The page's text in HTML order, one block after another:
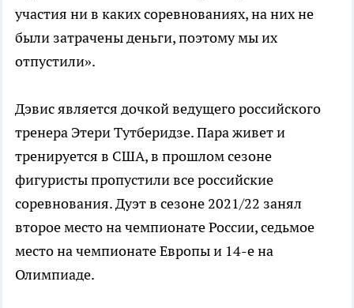
участия ни в каких соревнованиях, на них не
были затрачены деньги, поэтому мы их
отпустили».
Дэвис является дочкой ведущего российского
тренера Этери Тутберидзе. Пара живет и
тренируется в США, в прошлом сезоне
фигуристы пропустили все российские
соревнования. Дуэт в сезоне 2021/22 занял
второе место на чемпионате России, седьмое
место на чемпионате Европы и 14-е на
Олимпиаде.